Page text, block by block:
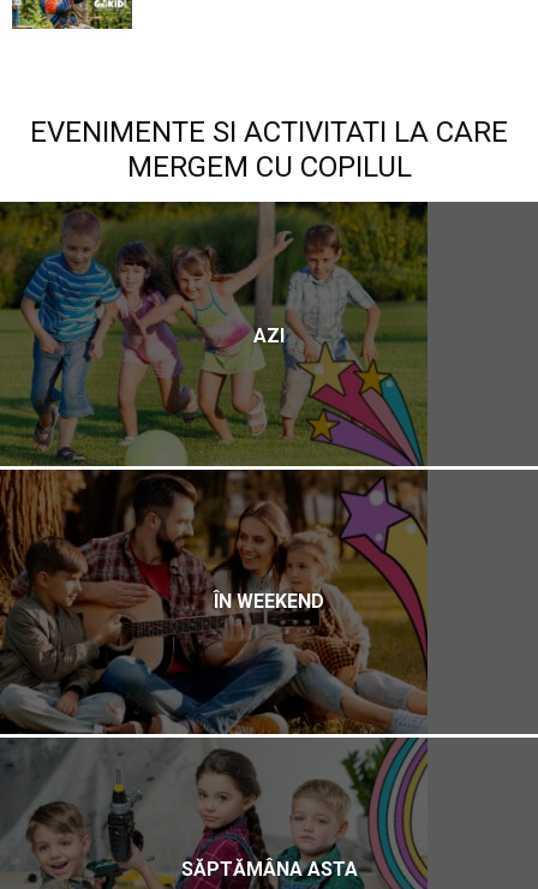
EVENIMENTE SI ACTIVITATI LA CARE
MERGEM CU COPILUL
AZI
ÎN WEEKEND
SĂPTĂMÂNA ASTA